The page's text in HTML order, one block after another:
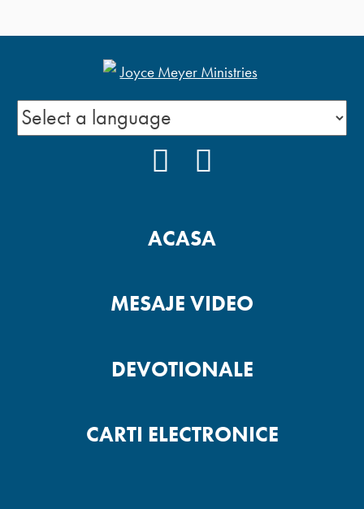
ACASA
MESAJE VIDEO
DEVOTIONALE
CARTI ELECTRONICE